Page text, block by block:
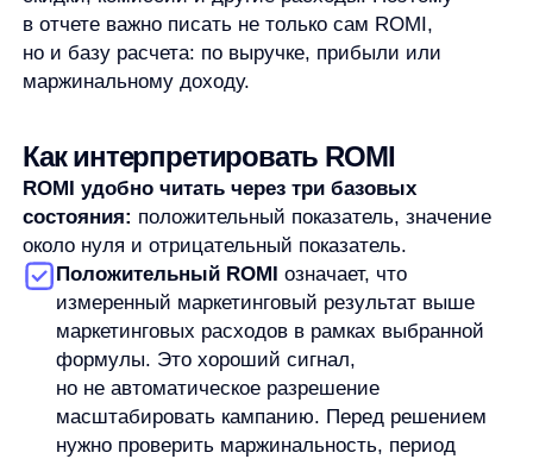
покупках продажи могут приходить позже,
а первый месяц кампании показывает только
часть результата.
Универсального значения, с которого ROMI всегда
с высокой маржинальностью, низкой
маржинальностью, коротким циклом сделки или
длинной цепочкой повторных продаж. Поэтому
показатель лучше читать не отдельно, а вместе
с контекстом: каналом, периодом, моделью
атрибуции, маржой и ролью кампании в воронке.
Чем ROMI отличается от ROI и ROAS
ROMI часто путают с ROI и ROAS. Эти показатели
похожи: все они говорят о возврате вложений или
расходов. Но вопросы у них разные.
ROI— более общий показатель возврата